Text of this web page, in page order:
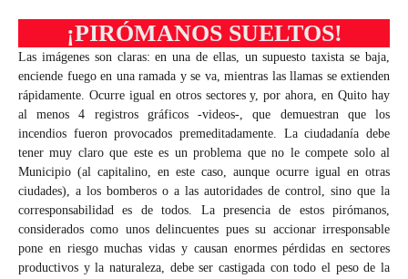
¡PIRÓMANOS SUELTOS!
Las imágenes son claras: en una de ellas, un supuesto taxista se baja,
enciende fuego en una ramada y se va, mientras las llamas se extienden
rápidamente. Ocurre igual en otros sectores y, por ahora, en Quito hay
al menos 4 registros gráficos -videos-, que demuestran que los
incendios fueron provocados premeditadamente. La ciudadanía debe
tener muy claro que este es un problema que no le compete solo al
Municipio (al capitalino, en este caso, aunque ocurre igual en otras
ciudades), a los bomberos o a las autoridades de control, sino que la
corresponsabilidad es de todos. La presencia de estos pirómanos,
considerados como unos delincuentes pues su accionar irresponsable
pone en riesgo muchas vidas y causan enormes pérdidas en sectores
productivos y la naturaleza, debe ser castigada con todo el peso de la